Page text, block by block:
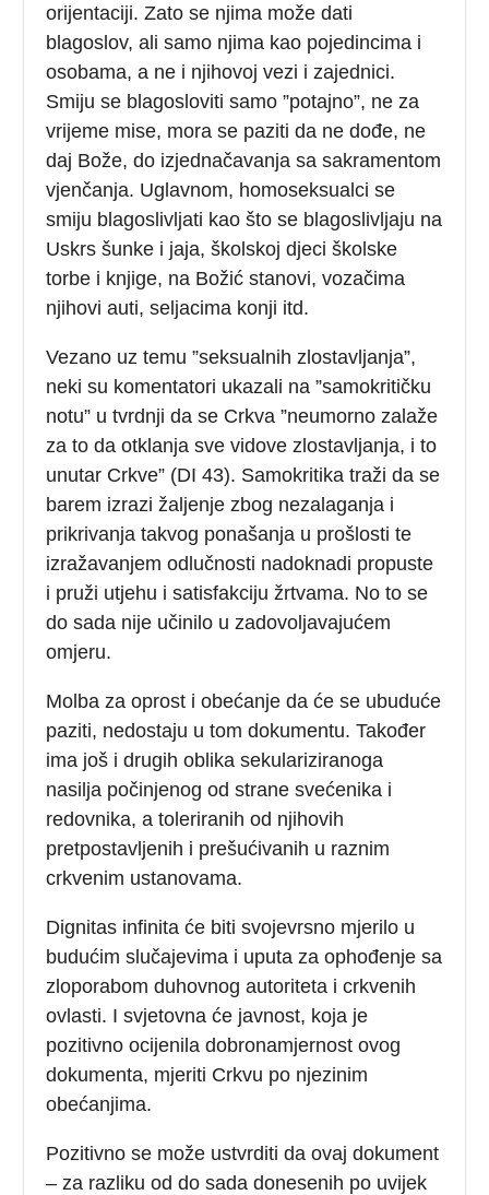
orijentaciji. Zato se njima može dati
blagoslov, ali samo njima kao pojedincima i
osobama, a ne i njihovoj vezi i zajednici.
Smiju se blagosloviti samo ”potajno”, ne za
vrijeme mise, mora se paziti da ne dođe, ne
daj Bože, do izjednačavanja sa sakramentom
vjenčanja. Uglavnom, homoseksualci se
smiju blagoslivljati kao što se blagoslivljaju na
Uskrs šunke i jaja, školskoj djeci školske
torbe i knjige, na Božić stanovi, vozačima
njihovi auti, seljacima konji itd.
Vezano uz temu ”seksualnih zlostavljanja”,
neki su komentatori ukazali na ”samokritičku
notu” u tvrdnji da se Crkva ”neumorno zalaže
za to da otklanja sve vidove zlostavljanja, i to
unutar Crkve” (DI 43). Samokritika traži da se
barem izrazi žaljenje zbog nezalaganja i
prikrivanja takvog ponašanja u prošlosti te
izražavanjem odlučnosti nadoknadi propuste
i pruži utjehu i satisfakciju žrtvama. No to se
do sada nije učinilo u zadovoljavajućem
omjeru.
Molba za oprost i obećanje da će se ubuduće
paziti, nedostaju u tom dokumentu. Također
ima još i drugih oblika sekulariziranoga
nasilja počinjenog od strane svećenika i
redovnika, a toleriranih od njihovih
pretpostavljenih i prešućivanih u raznim
crkvenim ustanovama.
Dignitas infinita će biti svojevrsno mjerilo u
budućim slučajevima i uputa za ophođenje sa
zloporabom duhovnog autoriteta i crkvenih
ovlasti. I svjetovna će javnost, koja je
pozitivno ocijenila dobronamjernost ovog
dokumenta, mjeriti Crkvu po njezinim
obećanjima.
Pozitivno se može ustvrditi da ovaj dokument
– za razliku od do sada donesenih po uvijek